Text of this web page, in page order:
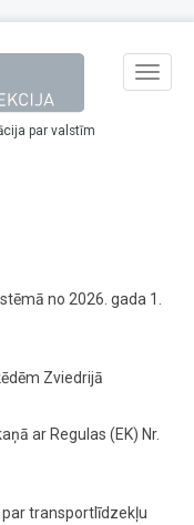
Toggle
par valstīm
no 2026. gada 1.
Zviedrijā
ar Regulas (EK) Nr.
transportlīdzekļu